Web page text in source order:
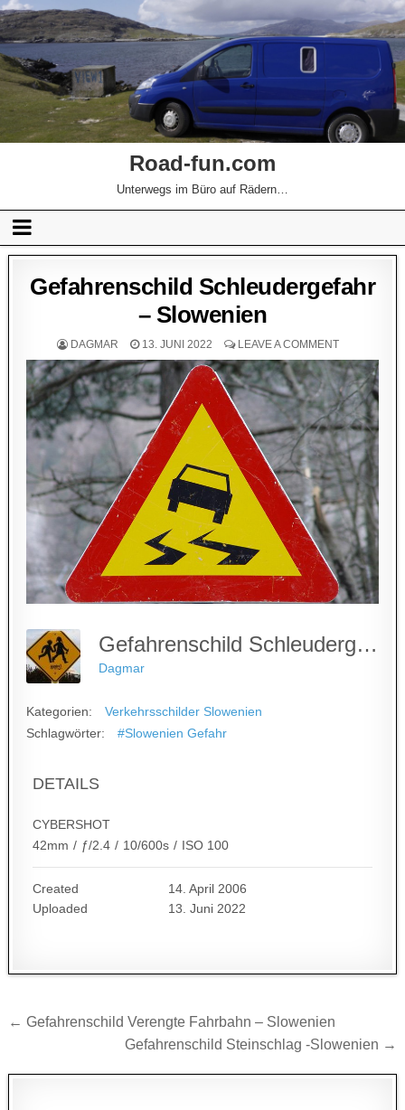
Road-fun.com
Unterwegs im Büro auf Rädern…
Gefahrenschild Schleudergefahr
– Slowenien
DAGMAR 13. JUNI 2022 LEAVE A COMMENT
Gefahrenschild Schleudergefahr - Slowenien
Dagmar
Kategorien:
Verkehrsschilder Slowenien
Schlagwörter:
#Slowenien Gefahr
DETAILS
CYBERSHOT
42mm / ƒ/2.4 / 10/600s / ISO 100
Created
14. April 2006
Uploaded
13. Juni 2022
Beitragsnavigation
← Gefahrenschild Verengte Fahrbahn – Slowenien
Gefahrenschild Steinschlag -Slowenien →